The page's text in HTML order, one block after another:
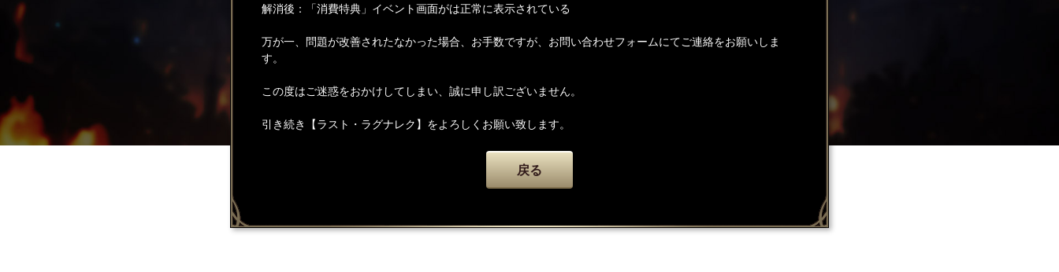
解消後：「消費特典」イベント画面がは正常に表示されている
万が一、問題が改善されたなかった場合、お手数ですが、お問い合わせフォームにてご連絡をお願いしま
す。
この度はご迷惑をおかけしてしまい、誠に申し訳ございません。
引き続き【ラスト・ラグナレク】をよろしくお願い致します。
戻る